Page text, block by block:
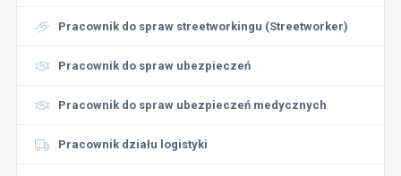
Pracownik do spraw streetworkingu (Streetworker)
Pracownik do spraw ubezpieczeń
Pracownik do spraw ubezpieczeń medycznych
Pracownik działu logistyki